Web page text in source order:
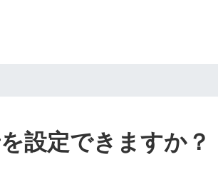
設定できますか？